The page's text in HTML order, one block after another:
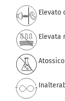
Elevato
Elevata